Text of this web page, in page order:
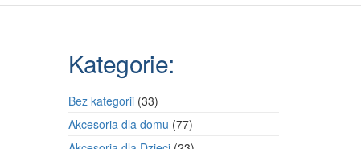
Kategorie:
Bez kategorii 3333
produkty
Akcesoria dla domu 7777
produktów